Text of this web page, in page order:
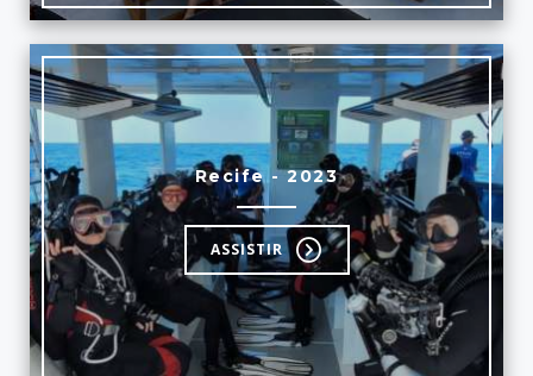
Recife - 2023
ASSISTIR